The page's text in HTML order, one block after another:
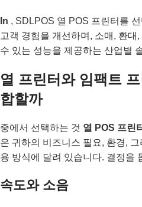
In , SDLPOS 열 POS 프린터를
고객 경험을 개선하며, 소매, 환
수 있는 성능을 제공하는 산업별
열 프린터와 임팩트
합할까
중에서 선택하는 것 열 POS 프린
은 귀하의 비즈니스 필요, 환경,
용 방식에 달려 있습니다. 결정을
속도와 소음